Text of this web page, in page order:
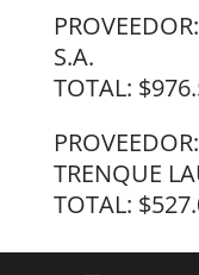
S.A.
TOTAL:
TRENQUE
TOTAL: